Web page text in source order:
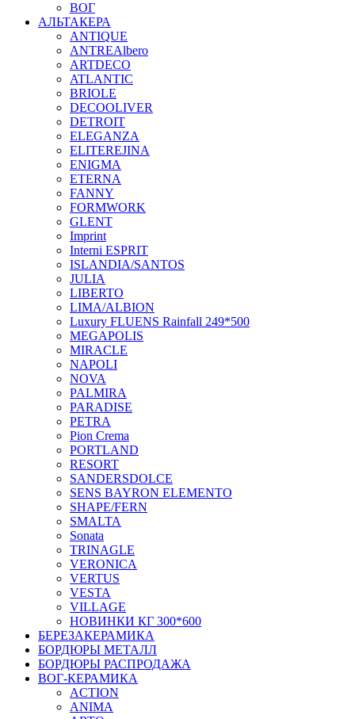
ВОГ
АЛЬТАКЕРА
ANTIQUE
ANTREAlbero
ARTDECO
ATLANTIC
BRIOLE
DECOOLIVER
DETROIT
ELEGANZA
ELITEREJINA
ENIGMA
ETERNA
FANNY
FORMWORK
GLENT
Imprint
Interni ESPRIT
ISLANDIA/SANTOS
JULIA
LIBERTO
LIMA/ALBION
Luxury FLUENS Rainfall 249*500
MEGAPOLIS
MIRACLE
NAPOLI
NOVA
PALMIRA
PARADISE
PETRA
Pion Crema
PORTLAND
RESORT
SANDERSDOLCE
SENS BAYRON ELEMENTO
SHAPE/FERN
SMALTA
Sonata
TRINAGLE
VERONICA
VERTUS
VESTA
VILLAGE
НОВИНКИ КГ 300*600
БЕРЕЗАКЕРАМИКА
БОРДЮРЫ МЕТАЛЛ
БОРДЮРЫ РАСПРОДАЖА
ВОГ-КЕРАМИКА
ACTION
ANIMA